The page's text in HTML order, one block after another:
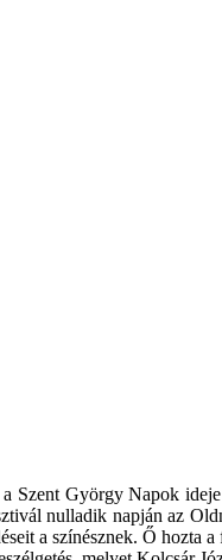
Szent György Napok
nulladik napján az
a színésznek. Ő hozta